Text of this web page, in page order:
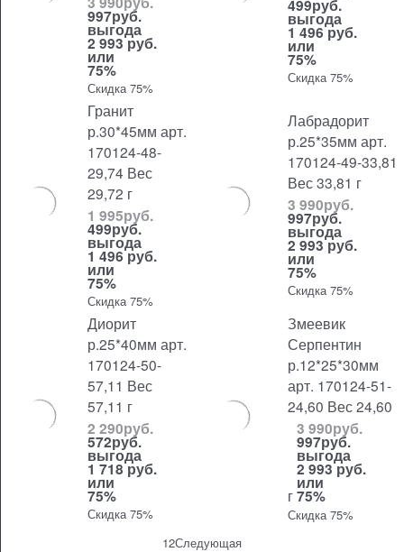
997руб.
выгода
2 993 руб.
или
75%
Скидка 75%
499руб.
выгода
1 496 руб.
или
75%
Скидка 75%
Гранит
р.30*45мм арт.
170124-48-
29,74 Вес
29,72 г
1 995руб.
499руб.
выгода
1 496 руб.
или
75%
Скидка 75%
Лабрадорит
р.25*35мм арт.
170124-49-33,81
Вес 33,81 г
3 990руб.
997руб.
выгода
2 993 руб.
или
75%
Скидка 75%
Диорит
р.25*40мм арт.
170124-50-
57,11 Вес
57,11 г
2 290руб.
572руб.
выгода
1 718 руб.
или
75%
Скидка 75%
Змеевик
Серпентин
р.12*25*30мм
арт. 170124-51-
24,60 Вес 24,60
г
3 990руб.
997руб.
выгода
2 993 руб.
или
75%
Скидка 75%
12Следующая